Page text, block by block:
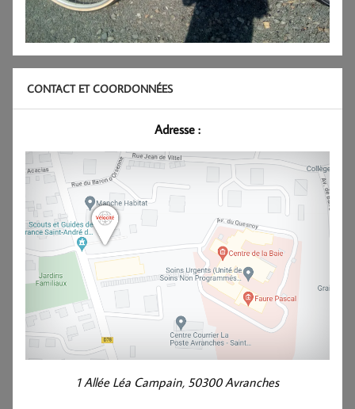
CONTACT ET COORDONNÉES
Adresse :
1 Allée Léa Campain, 50300 Avranches